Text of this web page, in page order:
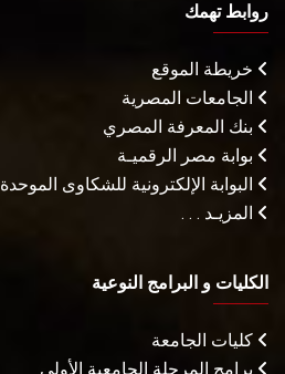
روابط تهمك
خريطة الموقع
الجامعات المصرية
بنك المعرفة المصري
بوابة مصر الرقميـة
البوابة الإلكترونية للشكاوى الموحدة
المزيـد . . .
الكليات و البرامج النوعية
كليات الجامعة
برامج المرحلة الجامعية الأولى